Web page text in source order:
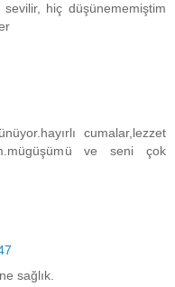
hiç düşünememiştim
cumalar,lezzet
ve seni çok
sağlık.